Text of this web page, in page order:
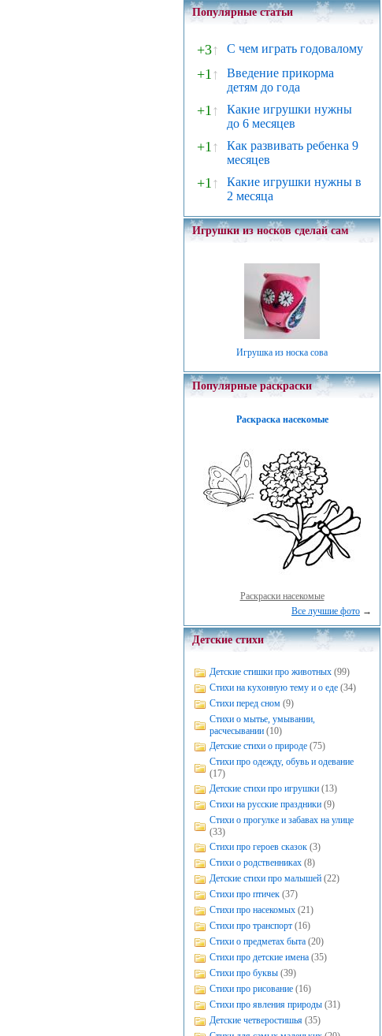
Популярные статьи
+3↑ С чем играть годовалому
+1↑
Введение прикорма
детям до года
+1↑
Какие игрушки нужны
до 6 месяцев
+1↑
Как развивать ребенка 9
месяцев
+1↑
Какие игрушки нужны в
2 месяца
Игрушки из носков сделай сам
Игрушка из носка сова
Популярные раскраски
Раскраска насекомые
Раскраски насекомые
Все лучшие фото →
Детские стихи
Детские стишки про животных (99)
Стихи на кухонную тему и о еде (34)
Стихи перед сном (9)
Стихи о мытье, умывании,
расчесывании (10)
Детские стихи о природе (75)
Стихи про одежду, обувь и одевание
(17)
Детские стихи про игрушки (13)
Стихи на русские праздники (9)
Стихи о прогулке и забавах на улице
(33)
Стихи про героев сказок (3)
Стихи о родственниках (8)
Детские стихи про малышей (22)
Стихи про птичек (37)
Стихи про насекомых (21)
Стихи про транспорт (16)
Стихи о предметах быта (20)
Стихи про детские имена (35)
Стихи про буквы (39)
Стихи про рисование (16)
Стихи про явления природы (31)
Детские четверостишья (35)